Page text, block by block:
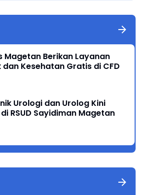
Magetan Berikan Layanan
dan Kesehatan Gratis di CFD
Urologi dan Urolog Kini
RSUD Sayidiman Magetan